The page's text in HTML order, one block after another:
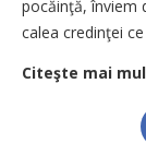
pocăinţă, înviem
calea credinţei
Citeşte mai